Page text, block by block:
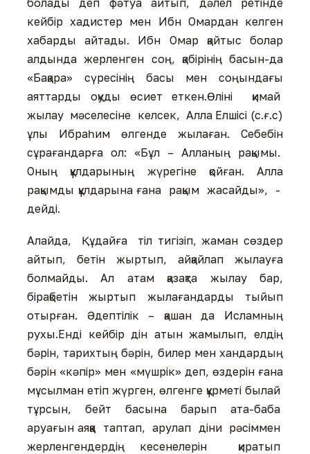
болады деп фәтуа айтып, дәлел ретінде
кейбір хадистер мен Ибн Омардан келген
хабарды айтады. Ибн Омар қайтыс болар
алдында жерленген соң, қабірінің басын-да
«Бақара» сүресінің басы мен соңындағы
аяттарды оқуды өсиет еткен.Өліні қимай
жылау мәселесіне келсек, Алла Елшісі (с.ғ.с)
ұлы Ибраһим өлгенде жылаған. Себебін
сұрағандарға ол: «Бұл – Алланың рақымы.
Оның құлдарының жүрегіне қойған. Алла
рақымды құлдарына ғана рақым жасайды», -
дейді.
Алайда, Құдайға тіл тигізіп, жаман сөздер
айтып, бетін жыртып, айқайлап жылауға
болмайды. Ал атам қазақта жылау бар,
бірақбетін жыртып жылағандарды тыйып
отырған. Әдептілік – қашан да Исламның
рухы.Енді кейбір дін атын жамылып, елдің
бәрін, тарихтың бәрін, билер мен хандардың
бәрін «кәпір» мен «мүшрік» деп, өздерін ғана
мұсылман етіп жүрген, өлгенге құрметі былай
тұрсын, бейт басына барып ата-баба
аруағын аяққа таптап, арулап діни рәсіммен
жерленгендердің кесенелерін қиратып